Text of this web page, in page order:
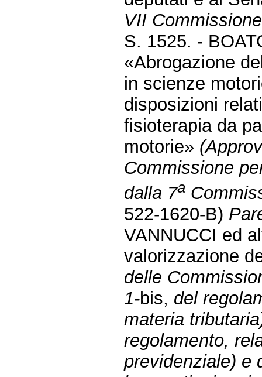
VII
S. 1525. -
«Abrogazione
in scienze
disposizioni
fisioterapia da
motorie»
Commissione
dalla 7a
522-1620-B)
VANNUCCI ed
valorizzazione
delle
1-bis, del
materia
regolamento,
previdenziale) e